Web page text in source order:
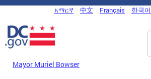
Skip to main content
DC Agency Top Menu
አማርኛ 中文 Français 한국어
Mayor Muriel Bowser